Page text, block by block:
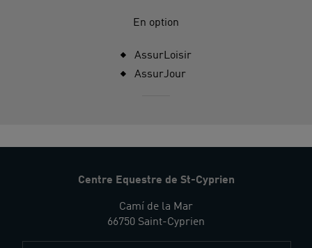
En option
AssurLoisir
AssurJour
Centre Equestre de St-Cyprien
Camí de la Mar
66750 Saint-Cyprien